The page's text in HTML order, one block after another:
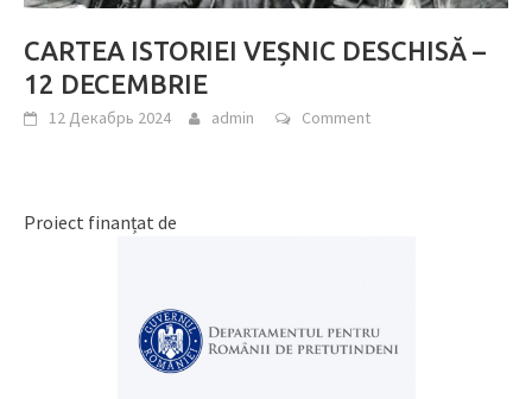
CARTEA ISTORIEI VEȘNIC DESCHISĂ –
12 DECEMBRIE
12 Декабрь 2024 admin Comment
Proiect finanțat de